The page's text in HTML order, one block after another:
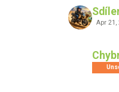
Apr 21,